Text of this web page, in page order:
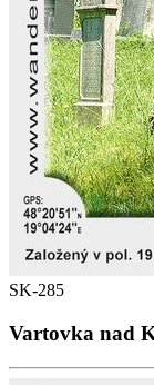
SK-285
Vartovka nad